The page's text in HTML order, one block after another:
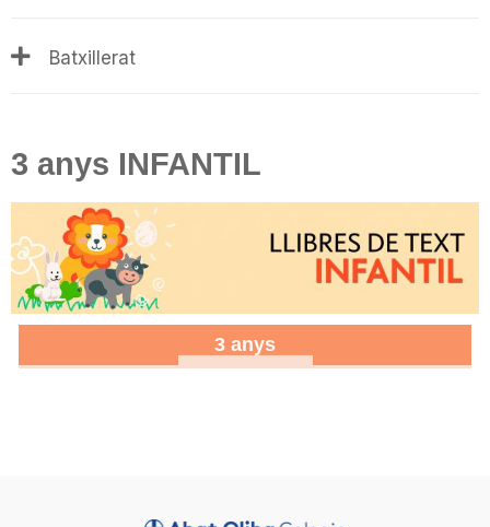
Batxillerat
3 anys INFANTIL
3 anys